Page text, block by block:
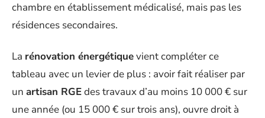
chambre en établissement médicalisé, mais pas les
résidences secondaires.
La rénovation énergétiquevient compléter ce
tableau avec un levier de plus : avoir fait réaliser par
un artisan RGEdes travaux d’au moins 10 000 € sur
une année (ou 15 000 € sur trois ans), ouvre droit à